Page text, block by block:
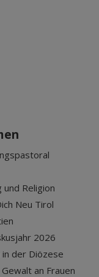
und Religion
Neu Tirol
2026
in der Diözese
an Frauen